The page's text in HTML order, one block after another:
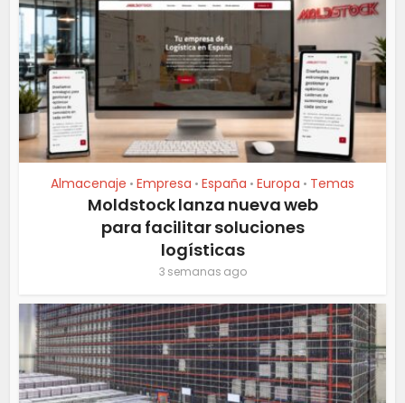
Almacenaje • Empresa • España • Europa • Temas
Moldstock lanza nueva web
para facilitar soluciones
logísticas
3 semanas ago